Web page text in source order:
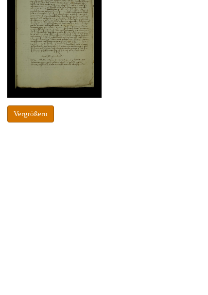
Vergrößern